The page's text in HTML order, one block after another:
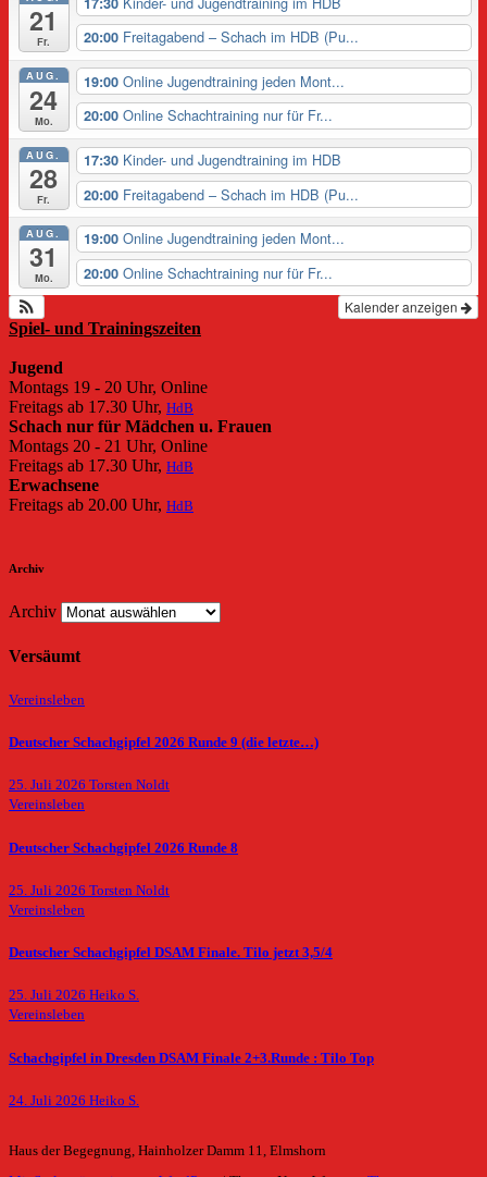
21
Fr. 20:00 Freitagabend – Schach im HDB (Pu...
AUG.
24
Mo.
19:00 Online Jugendtraining jeden Mont...
20:00 Online Schachtraining nur für Fr...
AUG.
28
Fr.
17:30 Kinder- und Jugendtraining im HDB
20:00 Freitagabend – Schach im HDB (Pu...
AUG.
31
Mo.
19:00 Online Jugendtraining jeden Mont...
20:00 Online Schachtraining nur für Fr...
Kalender anzeigen
Spiel- und Trainingszeiten
Jugend
Montags 19 - 20 Uhr, Online
Freitags ab 17.30 Uhr, HdB
Schach nur für Mädchen u. Frauen
Montags 20 - 21 Uhr, Online
Freitags ab 17.30 Uhr, HdB
Erwachsene
Freitags ab 20.00 Uhr, HdB
Archiv
Archiv
Versäumt
Vereinsleben
Deutscher Schachgipfel 2026 Runde 9 (die letzte…)
25. Juli 2026 Torsten Noldt
Vereinsleben
Deutscher Schachgipfel 2026 Runde 8
25. Juli 2026 Torsten Noldt
Vereinsleben
Deutscher Schachgipfel DSAM Finale. Tilo jetzt 3,5/4
25. Juli 2026 Heiko S.
Vereinsleben
Schachgipfel in Dresden DSAM Finale 2+3.Runde : Tilo Top
24. Juli 2026 Heiko S.
Haus der Begegnung, Hainholzer Damm 11, Elmshorn